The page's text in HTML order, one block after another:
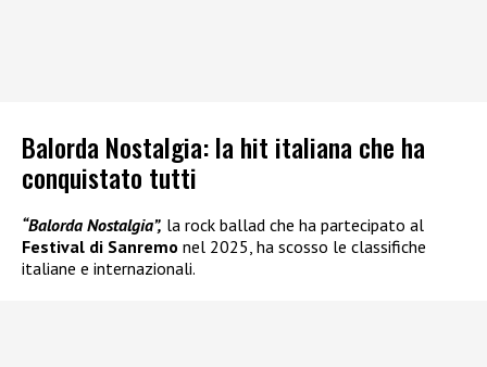
Balorda Nostalgia: la hit italiana che ha
conquistato tutti
“Balorda Nostalgia”, la rock ballad che ha partecipato al
Festival di Sanremo nel 2025, ha scosso le classifiche
italiane e internazionali.